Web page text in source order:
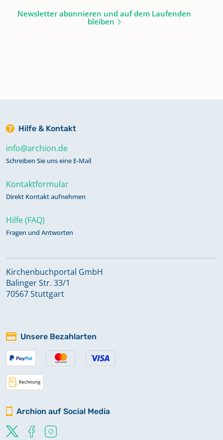
Newsletter abonnieren und auf dem Laufenden
bleiben
Hilfe & Kontakt
info@archion.de
Schreiben Sie uns eine E-Mail
Kontaktformular
Direkt Kontakt aufnehmen
Hilfe (FAQ)
Fragen und Antworten
Kirchenbuchportal GmbH
Balinger Str. 33/1
70567 Stuttgart
Unsere Bezahlarten
Archion auf Social Media